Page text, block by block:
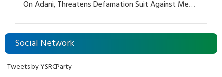
On Adani, Threatens Defamation Suit Against Media
Groups
Social Network
Tweets by YSRCParty